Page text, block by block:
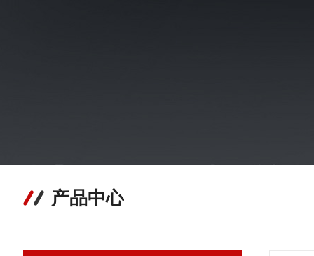
产品中心